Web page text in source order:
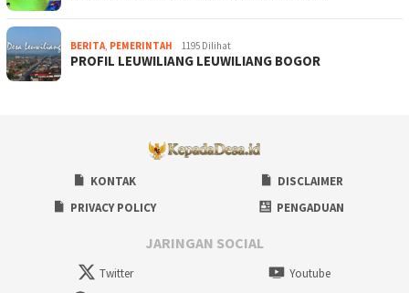
BERITA, PEMERINTAH 1195 Dilihat
PROFIL LEUWILIANG LEUWILIANG BOGOR
KONTAK
DISCLAIMER
PRIVACY POLICY
PENGADUAN
JARINGAN SOCIAL
Twitter
Youtube